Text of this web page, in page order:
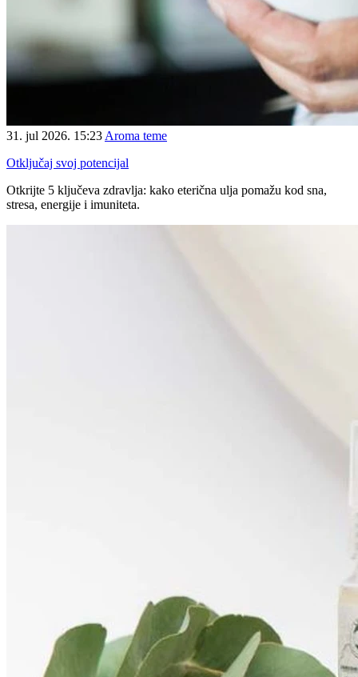
31. jul 2026. 15:23 Aroma teme
Otključaj svoj potencijal
Otkrijte 5 ključeva zdravlja: kako eterična ulja pomažu kod sna,
stresa, energije i imuniteta.